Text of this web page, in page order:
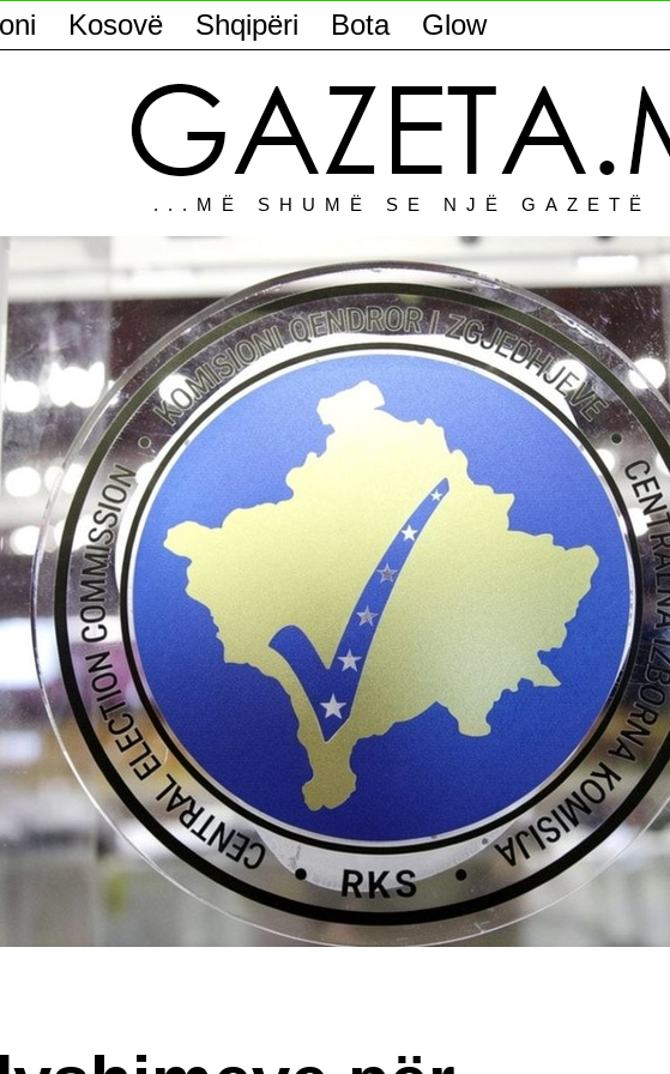
Kosovë Shqipëri Bota Glow
...MË SHUMË SE NJË GAZETË